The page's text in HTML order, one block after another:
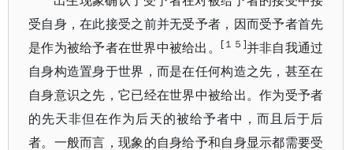
受自身，在此接受之前并无受予者，因而受予者首先
是作为被给予者在世界中被给出。 [１５]并非自我通过
自身构造置身于世界，而是在任何构造之先，甚至在
自身意识之先，它已经在世界中被给出。作为受予者
的先天非但在作为后天的被给予者中，而且后于后
者。一般而言，现象的自身给予和自身显示都需要受